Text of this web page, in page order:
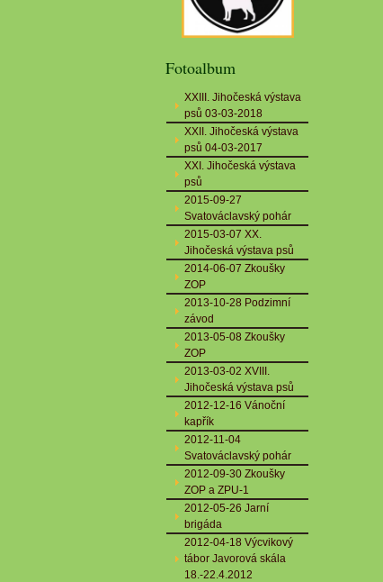
Fotoalbum
XXIII. Jihočeská výstava
psů 03-03-2018
XXII. Jihočeská výstava
psů 04-03-2017
XXI. Jihočeská výstava
psů
2015-09-27
Svatováclavský pohár
2015-03-07 XX.
Jihočeská výstava psů
2014-06-07 Zkoušky
ZOP
2013-10-28 Podzimní
závod
2013-05-08 Zkoušky
ZOP
2013-03-02 XVIII.
Jihočeská výstava psů
2012-12-16 Vánoční
kapřík
2012-11-04
Svatováclavský pohár
2012-09-30 Zkoušky
ZOP a ZPU-1
2012-05-26 Jarní
brigáda
2012-04-18 Výcvikový
tábor Javorová skála
18.-22.4.2012